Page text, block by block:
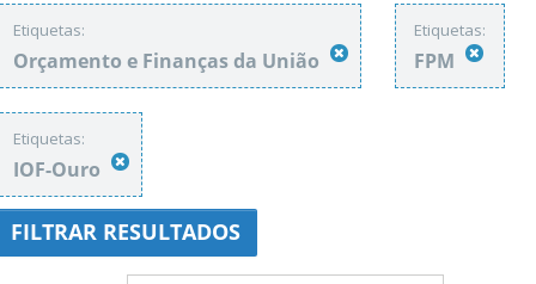
Etiquetas:
Orçamento e Finanças da União
Etiquetas:
FPM
Etiquetas:
IOF-Ouro
FILTRAR RESULTADOS